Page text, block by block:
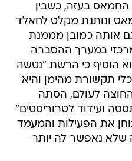
החמאס בעזה, כשבין
ונותנת מקלט לחאלד
אותה כמובן מממנת
במערך ההסברה
הוסיף כי הרשת "נטשה
תקשורת מהימן והיא
לעולם, הסתה
ועידוד לטרוריסטים"
את הפעילות והמעמד
שלא נאפשר לה יותר